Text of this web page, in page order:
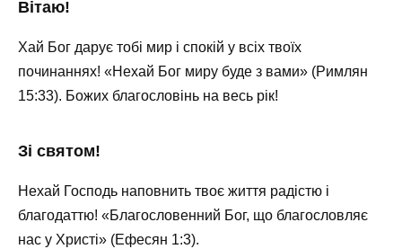
Вітаю!
Хай Бог дарує тобі мир і спокій у всіх твоїх
починаннях! «Нехай Бог миру буде з вами» (Римлян
15:33). Божих благословінь на весь рік! ️
Зі святом!
Нехай Господь наповнить твоє життя радістю і
благодаттю! «Благословенний Бог, що благословляє
нас у Христі» (Ефесян 1:3).